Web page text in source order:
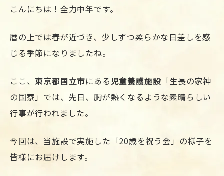
こんにちは！全力中年です。
暦の上では春が近づき、少しずつ柔らかな日差しを感
じる季節になりましたね。
ここ、東京都国立市にある児童養護施設「生長の家神
の国寮」では、先日、胸が熱くなるような素晴らしい
行事が行われました。
今回は、当施設で実施した「20歳を祝う会」の様子を
皆様にお届けします。